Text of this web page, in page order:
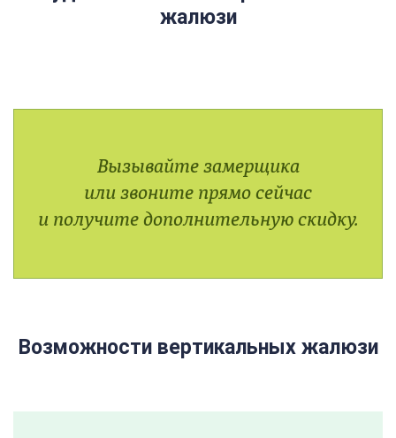
жалюзи
Вызывайте замерщика
или звоните прямо сейчас
и получите дополнительную скидку.
Возможности вертикальных жалюзи